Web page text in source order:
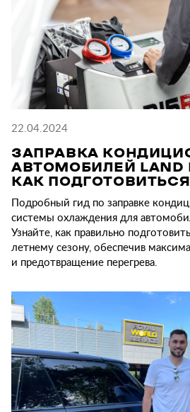
22.04.2024
ЗАПРАВКА
АВТОМОБИЛЕЙ LAND
КАК
Подробный гид по заправке
системы охлаждения для
Узнайте, как правильно
летнему сезону, обеспечив
и предотвращение перегрева.